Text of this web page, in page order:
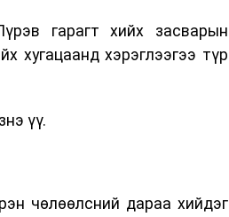
гарагт хийх засварын
хугацаанд хэрэглээгээ түр
үү.
чөлөөлсний дараа хийдэг